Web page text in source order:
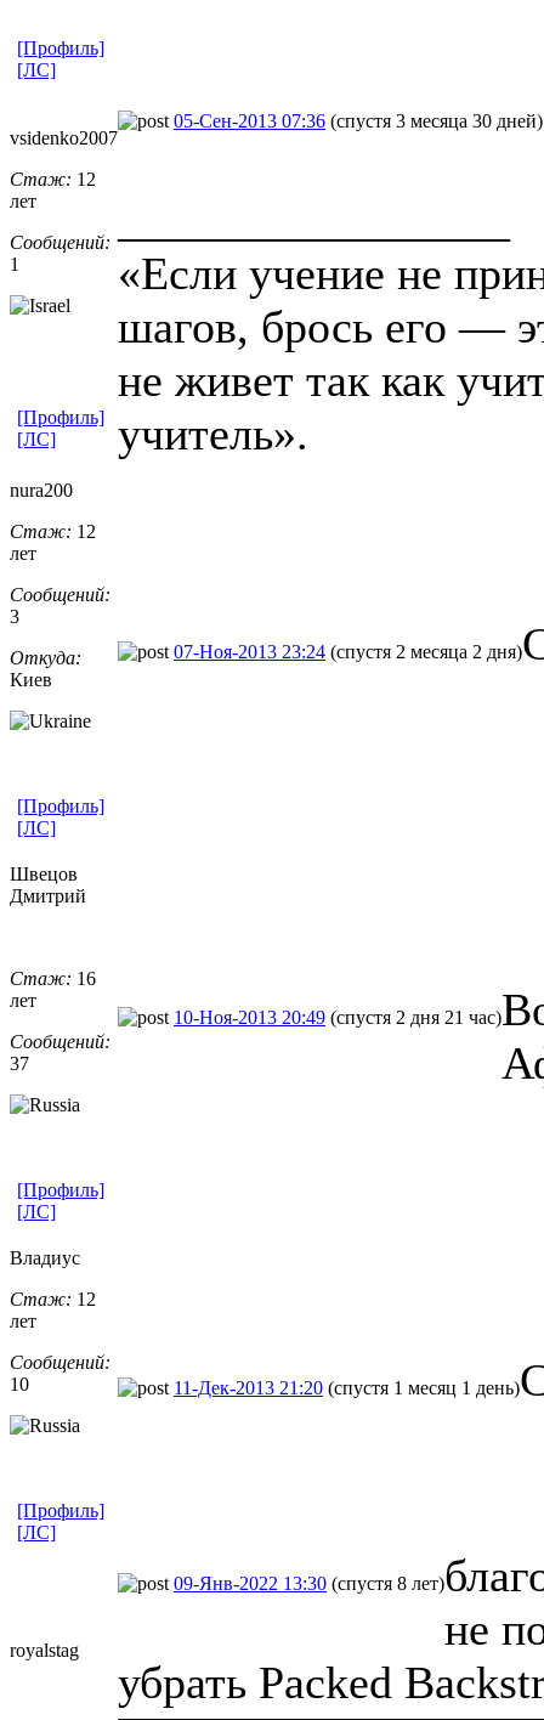
[Профиль]
[ЛС]
vsidenko2007
Стаж: 12
лет
Сообщений:
1
05-Сен-2013 07:36 (спустя 3 месяца 30 дней)
«Если учение не
шагов, брось его —
не живет так как
учитель».
[Профиль]
[ЛС]
nura200
Стаж: 12
лет
Сообщений:
3
Откуда:
Киев
07-Ноя-2013 23:24 (спустя 2 месяца 2 дня)
[Профиль]
[ЛС]
Швецов
Дмитрий
Стаж: 16
лет
Сообщений:
37
10-Ноя-2013 20:49 (спустя 2 дня 21 час)
[Профиль]
[ЛС]
Владиус
Стаж: 12
лет
Сообщений:
10
11-Дек-2013 21:20 (спустя 1 месяц 1 день)
[Профиль]
[ЛС]
royalstag
09-Янв-2022 13:30 (спустя 8 лет)
не
убрать Packed